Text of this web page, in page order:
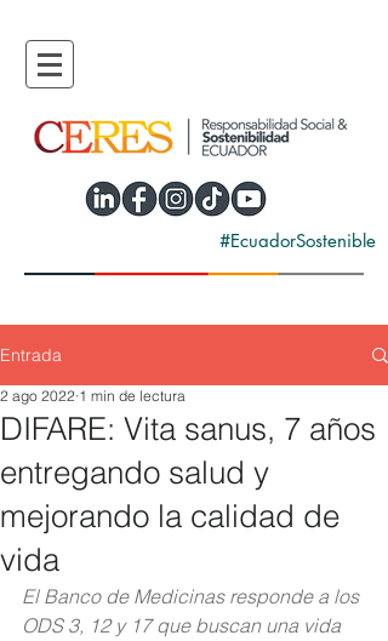
#EcuadorSostenible
Entrada
DIFARE: Vita sanus, 7 años
entregando salud y
mejorando la calidad de
vida
2 ago 2022 1 min de lectura
El Banco de Medicinas responde a los
ODS 3, 12 y 17 que buscan una vida